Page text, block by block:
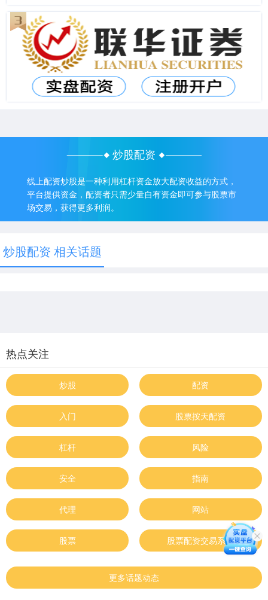
炒股配资
线上配资炒股是一种利用杠杆资金放大配资收益的方式，
平台提供资金，配资者只需少量自有资金即可参与股票市
场交易，获得更多利润。
炒股配资 相关话题
热点关注
炒股 配资
入门 股票按天配资
杠杆 风险
安全 指南
代理 网站
股票 股票配资交易系统
更多话题动态